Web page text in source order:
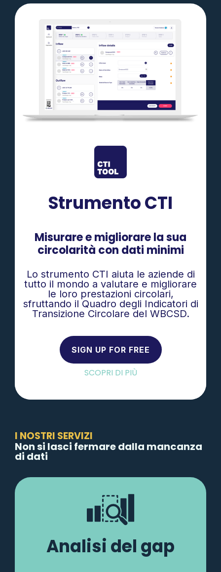
Strumento CTI
Misurare e migliorare la sua
circolarità con dati minimi
Lo strumento CTI aiuta le aziende di
tutto il mondo a valutare e migliorare
le loro prestazioni circolari,
sfruttando il Quadro degli Indicatori di
Transizione Circolare del WBCSD.
SCOPRI DI PIÙ
SIGN UP FOR FREE
I NOSTRI SERVIZI
Non si lasci fermare dalla mancanza
di dati
Analisi del gap